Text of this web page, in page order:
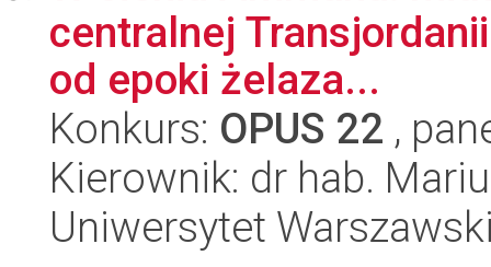
centralnej
od epoki żelaza...
Konkurs: OPUS 22 ,
Kierownik: dr hab.
Uniwersytet